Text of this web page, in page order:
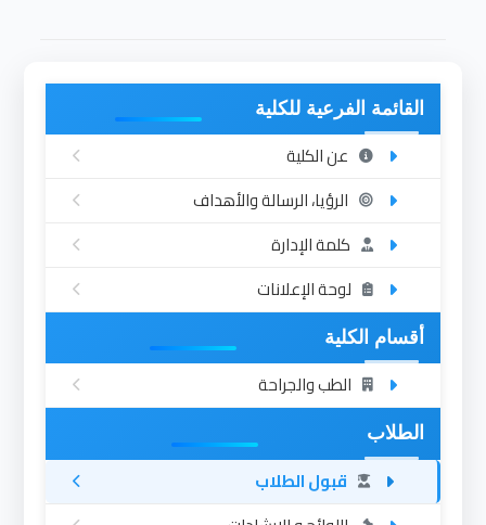
القائمة الفرعية للكلية
عن الكلية
الرؤيا، الرسالة والأهداف
كلمة الإدارة
لوحة الإعلانات
أقسام الكلية
الطب والجراحة
الطلاب
قبول الطلاب